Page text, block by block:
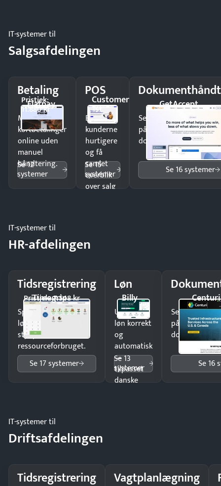
IT-systemer til
Salgsafdelingen
Betaling
Flatpay
Pristjek:
11.880 kr
Modtag
kortbetalinger
online uden
manuel
håndtering.
Se 12
systemer
POS
Customer
1st
Ekspedér
kunderne
hurtigere
og få
samlet
overblik
over salg
Se 15
systemer
GetAccept
Send kontrakter til
på minutter og mist
dokumenter.
Se 16 systemer
IT-systemer til
HR-afdelingen
Tidsregistrering
Timegrip
Pristjek: 7.548 kr
Spar tid på
lønberegning og få
styr på
ressourceforbruget.
Se 17 systemer
Løn
Billy
Udbetal
løn korrekt
og
automatisk
—
tilpasset
danske
Se 13
systemer
Centuri
Send
på minutter
dokumenter.
Se 16
IT-systemer til
Driftsafdelingen
Tidsregistrering Vagtplanlægning